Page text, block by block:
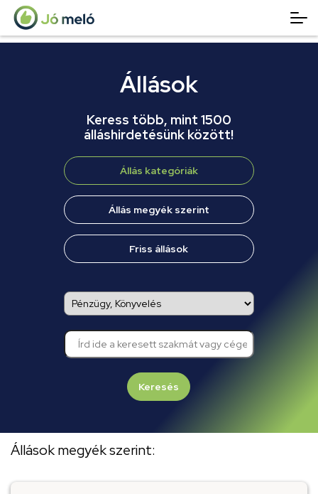
Állások
Keress több, mint 1500
álláshirdetésünk között!
Állás kategóriák
Állás megyék szerint
Friss állások
Keresés
Állások megyék szerint: